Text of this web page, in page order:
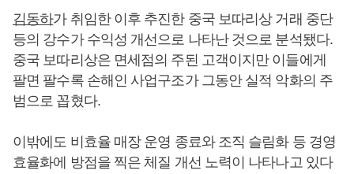
김동하가 취임한 이후 추진한 중국 보따리상 거래 중단
등의 강수가 수익성 개선으로 나타난 것으로 분석됐다.
중국 보따리상은 면세점의 주된 고객이지만 이들에게
팔면 팔수록 손해인 사업구조가 그동안 실적 악화의 주
범으로 꼽혔다.
이밖에도 비효율 매장 운영 종료와 조직 슬림화 등 경영
효율화에 방점을 찍은 체질 개선 노력이 나타나고 있다